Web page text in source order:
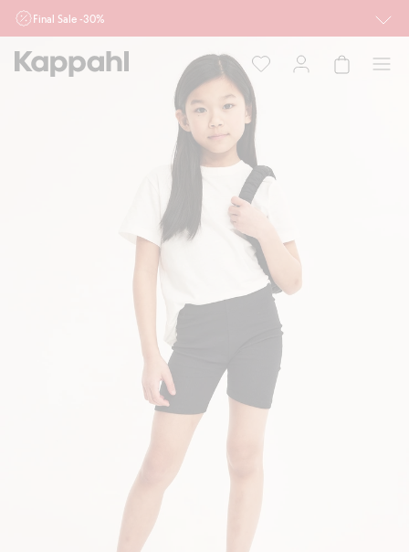
Final Sale -30%
działu outlet do 10.8 w sklepach Kappahl i Newbie oraz na kappahl.com. Ofert
nie łączymy
Dziecko